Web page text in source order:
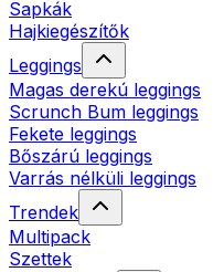
Sapkák
Hajkiegészítők
Leggings
Magas derekú leggings
Scrunch Bum leggings
Fekete leggings
Bőszárú leggings
Varrás nélküli leggings
Trendek
Multipack
Szettek